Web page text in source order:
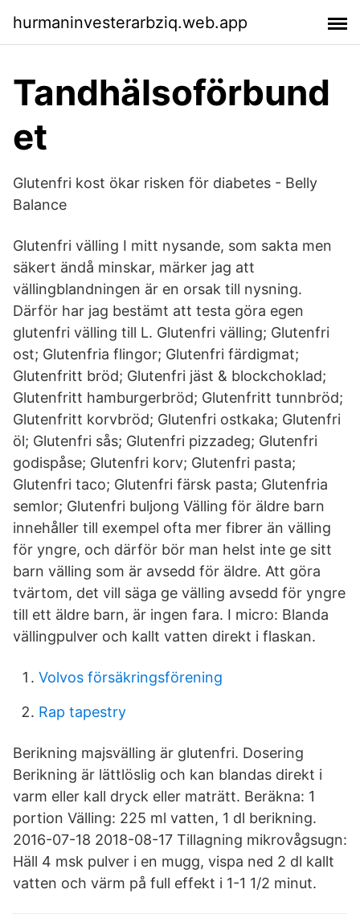
hurmaninvesterarbziq.web.app
Tandhälsoförbund
et
Glutenfri kost ökar risken för diabetes - Belly
Balance
Glutenfri välling I mitt nysande, som sakta men
säkert ändå minskar, märker jag att
vällingblandningen är en orsak till nysning.
Därför har jag bestämt att testa göra egen
glutenfri välling till L. Glutenfri välling; Glutenfri
ost; Glutenfria flingor; Glutenfri färdigmat;
Glutenfritt bröd; Glutenfri jäst & blockchoklad;
Glutenfritt hamburgerbröd; Glutenfritt tunnbröd;
Glutenfritt korvbröd; Glutenfri ostkaka; Glutenfri
öl; Glutenfri sås; Glutenfri pizzadeg; Glutenfri
godispåse; Glutenfri korv; Glutenfri pasta;
Glutenfri taco; Glutenfri färsk pasta; Glutenfria
semlor; Glutenfri buljong Välling för äldre barn
innehåller till exempel ofta mer fibrer än välling
för yngre, och därför bör man helst inte ge sitt
barn välling som är avsedd för äldre. Att göra
tvärtom, det vill säga ge välling avsedd för yngre
till ett äldre barn, är ingen fara. I micro: Blanda
vällingpulver och kallt vatten direkt i flaskan.
Volvos försäkringsförening
Rap tapestry
Berikning majsvälling är glutenfri. Dosering
Berikning är lättlöslig och kan blandas direkt i
varm eller kall dryck eller maträtt. Beräkna: 1
portion Välling: 225 ml vatten, 1 dl berikning.
2016-07-18 2018-08-17 Tillagning mikrovågsugn:
Häll 4 msk pulver i en mugg, vispa ned 2 dl kallt
vatten och värm på full effekt i 1-1 1/2 minut.